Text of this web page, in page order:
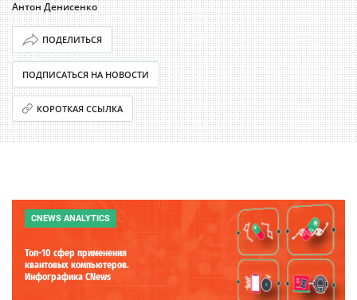
Антон Денисенко
ПОДЕЛИТЬСЯ
ПОДПИСАТЬСЯ НА НОВОСТИ
КОРОТКАЯ ССЫЛКА
CNEWS ANALYTICS
Топ-10 сфер применения
квантовых компьютеров.
Инфографика CNews